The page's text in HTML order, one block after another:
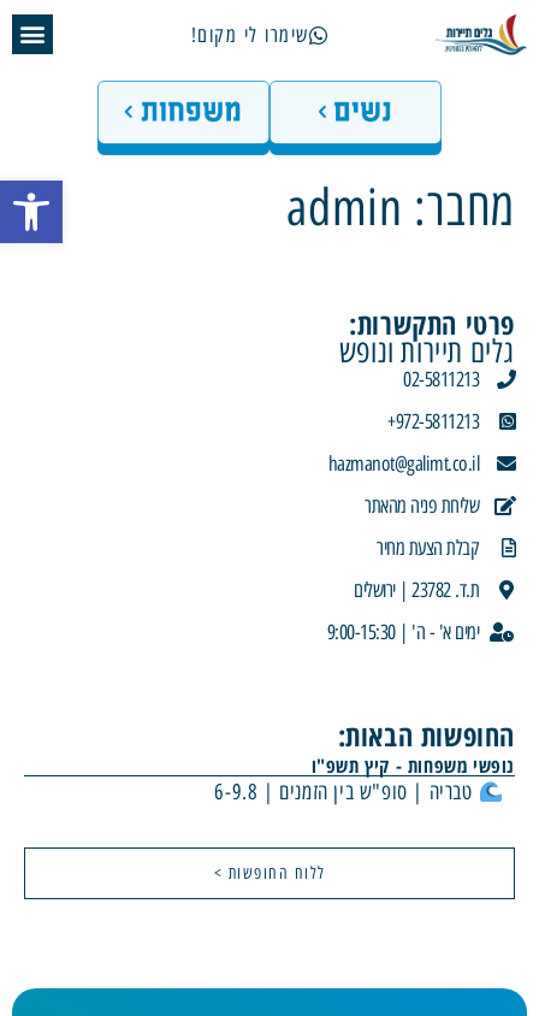
שימרו לי מקום!
מחבר: admin
פרטי התקשרות:
גלים תיירות ונופש
02-5811213
972-5811213+
hazmanot@galimt.co.il
שליחת פניה מהאתר
קבלת הצעת מחיר
ת.ד. 23782 | ירושלים
ימים א' - ה' | 9:00-15:30
החופשות הבאות:
נופשי משפחות - קיץ תשפ"ו
טבריה | סופ"ש בין הזמנים | 6-9.8
ללוח החופשות >